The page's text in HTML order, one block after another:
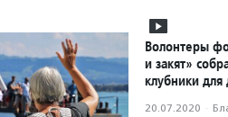
Волонтеры
и закят»
клубники
20.07.2020 ·